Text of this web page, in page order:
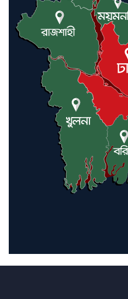
এবার
ট্রাম্প
না